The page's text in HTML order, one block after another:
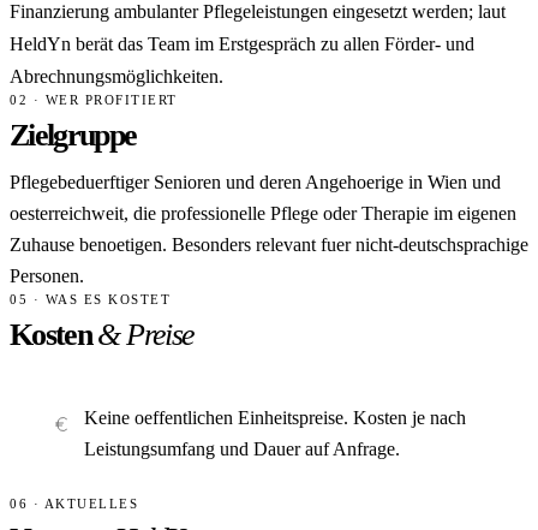
Finanzierung ambulanter Pflegeleistungen eingesetzt werden; laut
HeldYn berät das Team im Erstgespräch zu allen Förder- und
Abrechnungsmöglichkeiten.
02 · WER PROFITIERT
Zielgruppe
Pflegebeduerftiger Senioren und deren Angehoerige in Wien und
oesterreichweit, die professionelle Pflege oder Therapie im eigenen
Zuhause benoetigen. Besonders relevant fuer nicht-deutschsprachige
Personen.
05 · WAS ES KOSTET
Kosten& Preise
Keine oeffentlichen Einheitspreise. Kosten je nach
Leistungsumfang und Dauer auf Anfrage.
06 · AKTUELLES